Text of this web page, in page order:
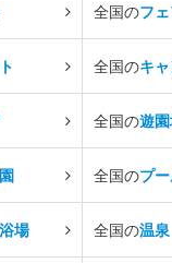
全国のフ
全国のキ
全国の遊
全国のプ
場 全国の温